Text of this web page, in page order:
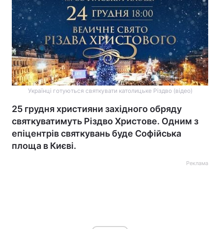
Українці готуються святкувати католицьке Різдво (відео)
25 грудня християни західного обряду
святкуватимуть Різдво Христове. Одним з
епіцентрів святкувань буде Софійська
площа в Києві.
Реклама